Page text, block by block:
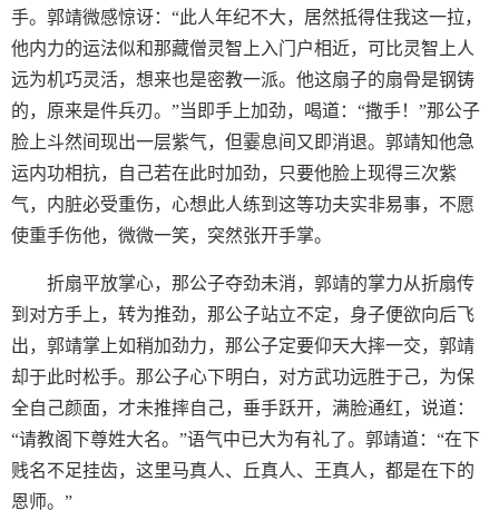
手。郭靖微感惊讶：“此人年纪不大，居然抵得住我这一拉，
他内力的运法似和那藏僧灵智上入门户相近，可比灵智上人
远为机巧灵活，想来也是密教一派。他这扇子的扇骨是钢铸
的，原来是件兵刃。”当即手上加劲，喝道：“撒手！”那公子
脸上斗然间现出一层紫气，但霎息间又即消退。郭靖知他急
运内功相抗，自己若在此时加劲，只要他脸上现得三次紫
气，内脏必受重伤，心想此人练到这等功夫实非易事，不愿
使重手伤他，微微一笑，突然张开手掌。
折扇平放掌心，那公子夺劲未消，郭靖的掌力从折扇传
到对方手上，转为推劲，那公子站立不定，身子便欲向后飞
出，郭靖掌上如稍加劲力，那公子定要仰天大摔一交，郭靖
却于此时松手。那公子心下明白，对方武功远胜于己，为保
全自己颜面，才未推摔自己，垂手跃开，满脸通红，说道：
“请教阁下尊姓大名。”语气中已大为有礼了。郭靖道：“在下
贱名不足挂齿，这里马真人、丘真人、王真人，都是在下的
恩师。”